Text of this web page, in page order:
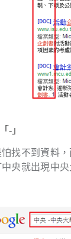
-」
找不到資料
央就出現中